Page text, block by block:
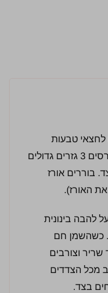
לחצאי טבעות
ומניחים בצד. מקלפים ופורסים 3 גזרים גדולים
בוררים אורז
האורז).
להבה בינונית
כשהשמן חם
שריר וצורבים
מכל הצדדים
בצד.